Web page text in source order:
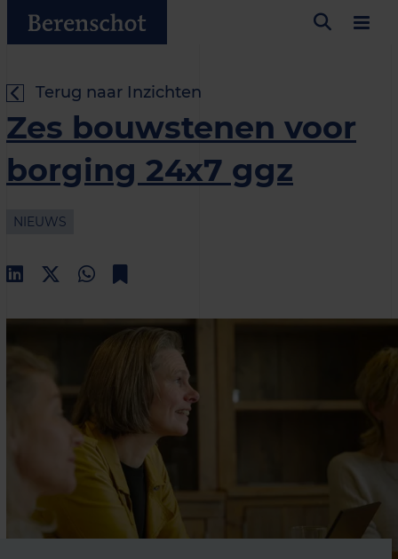
Terug naar Inzichten
Zes bouwstenen voor
borging 24x7 ggz
NIEUWS